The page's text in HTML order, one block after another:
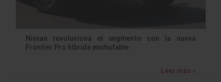
Nissan revoluciona el segmento con la nueva
Frontier Pro híbrida enchufable
Leer más »